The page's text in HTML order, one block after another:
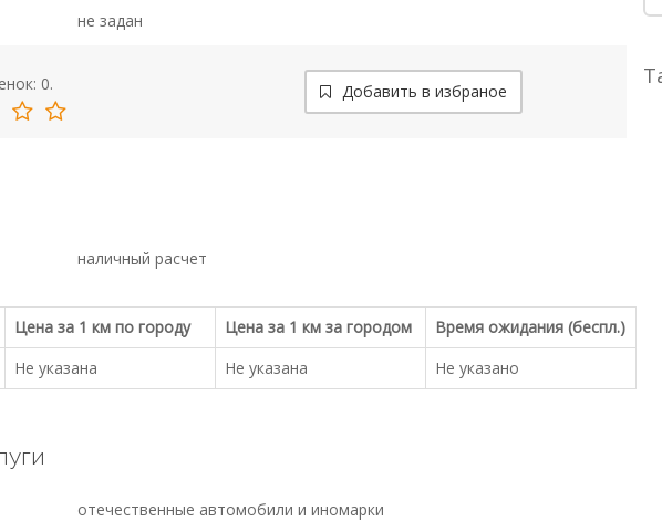
не задан
0. Добавить в избраное
наличный расчет
Цена за 1 км по городу Цена за 1 км за городом
Время ожидания (беспл.)
Не указана Не указана Не указано
отечественные автомобили и иномарки